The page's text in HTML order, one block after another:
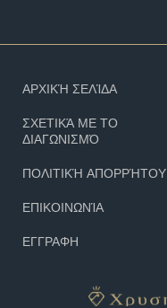
ΑΡΧΙΚΉ ΣΕΛΊΔΑ
ΣΧΕΤΙΚΆ ΜΕ ΤΟ
ΔΙΑΓΩΝΙΣΜΌ
ΠΟΛΙΤΙΚΉ ΑΠΟΡΡΉΤΟΥ
ΕΠΙΚΟΙΝΩΝΊΑ
ΕΓΓΡΑΦΗ